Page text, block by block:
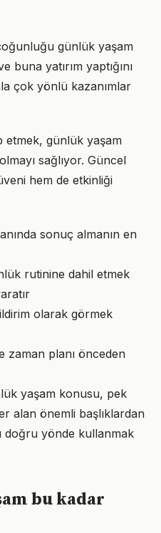
günlük yaşam
buna yatırım yaptığını
çok yönlü kazanımlar
etmek, günlük yaşam
sağlıyor. Güncel
hem de etkinliği
sonuç almanın en
rutinine dahil etmek
olarak görmek
zaman planı önceden
yaşam konusu, pek
alan önemli başlıklardan
doğru yönde kullanmak
bu kadar